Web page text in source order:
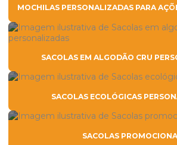
MOCHILAS PERSONALIZADAS PARA
SACOLAS EM ALGODÃO CRU
SACOLAS ECOLÓGICAS
SACOLAS